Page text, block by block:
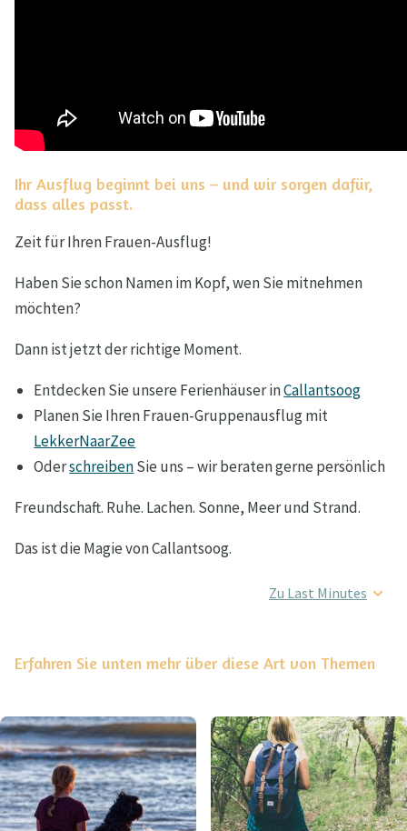
Ihr Ausflug beginnt bei uns – und wir sorgen dafür,
dass alles passt.
Zeit für Ihren Frauen-Ausflug!
Haben Sie schon Namen im Kopf, wen Sie mitnehmen
möchten?
Dann ist jetzt der richtige Moment.
Entdecken Sie unsere Ferienhäuser inCallantsoog
Planen Sie Ihren Frauen-Gruppenausflug mit
LekkerNaarZee
OderschreibenSie uns – wir beraten gerne persönlich
Freundschaft. Ruhe. Lachen. Sonne, Meer und Strand.
Das ist die Magie von Callantsoog.
Zu Last Minutes
Erfahren Sie unten mehr über diese Art von Themen